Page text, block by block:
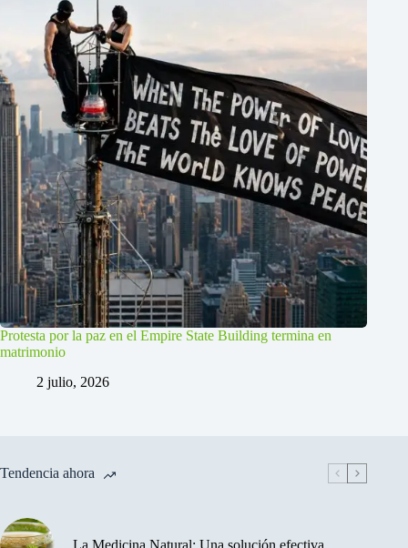
Protesta por la paz en el Empire State Building termina en
matrimonio
2 julio, 2026
Tendencia ahora
La Medicina Natural: Una solución efectiva